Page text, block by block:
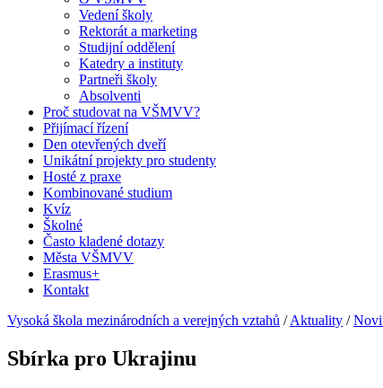
Vedení školy
Rektorát a marketing
Studijní oddělení
Katedry a instituty
Partneři školy
Absolventi
Proč studovat na VŠMVV?
Přijímací řízení
Den otevřených dveří
Unikátní projekty pro studenty
Hosté z praxe
Kombinované studium
Kvíz
Školné
Často kladené dotazy
Města VŠMVV
Erasmus+
Kontakt
Vysoká škola mezinárodních a verejných vztahů /Aktuality /
Sbírka pro Ukrajinu